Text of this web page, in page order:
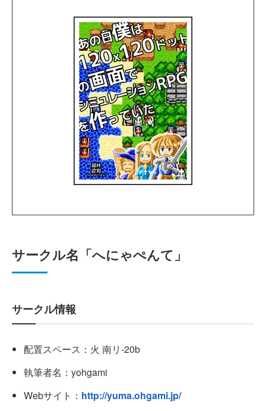
サークル名「へにゃぺんて」
サークル情報
配置スペース：火 南リ-20b
執筆者名：yohgami
Webサイト： http://yuma.ohgami.jp/